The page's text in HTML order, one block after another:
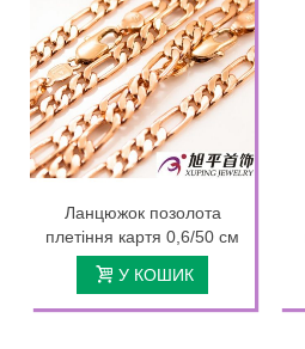
Ланцюжок позолота
плетіння картя 0,6/50 см
У КОШИК